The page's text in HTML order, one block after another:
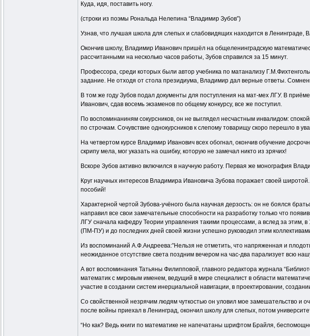
Куда, идя, поставить ногу.
(строки из поэмы Рональда Нелепина “Владимир Зубов”)
Узнав, что лучшая школа для слепых и слабовидящих находится в Ленинграде,
Окончив школу, Владимир Иванович пришёл на общеленинградскую
рассчитанными на несколько часов работы, Зубов справился за 15 минут.
Профессора, среди которых были автор учебника по матанализу
задание. Не отходя от стола президиума, Владимир дал верные ответы.
В том же году Зубов подал документы для поступления на мат-мех ЛГУ. В
Иванович, сдав восемь экзаменов по общему конкурсу, все же поступил.
По воспоминаниням сокурсников, он не выглядел несчастным инвалидом:
по строчкам. Сочувствие однокурсников к слепому товарищу скоро перешло в
На четвертом курсе Владимир Иванович всех обогнал, окончив обучение
скрипу мела, мог указать на ошибку, которую не замечал никто из зрячих!
Вскоре Зубов активно включился в научную работу. Первая же монография
Круг научных интересов Владимира Ивановича Зубова поражает своей
пособий!
Характерной чертой Зубова-учёного была научная дерзость: он не боялся
направил все свои замечательные способности на разработку только что
ЛГУ сначала кафедру Теории управления такими процессами, а вслед за этим,
(ПМ-ПУ) и до последних дней своей жизни успешно руководил этим
Из воспоминаний А.Ф.Андреева:”Нельзя не отметить, что напряженная и
неожиданное отсутствие света поздним вечером на час-два парализует всю
А вот воспоминания Татьяны Филипповой, главного редактора журнала
математик с мировым именем, ведущий в мире специалист в области
участие в создании систем инерциальной навигации, в проектировании,
Со свойственной незрячим людям чуткостью он уловил мое замешательство и
после войны приехал в Ленинград, окончил школу для слепых, потом
“Но как? Ведь книги по математике не напечатаны шрифтом Брайля,